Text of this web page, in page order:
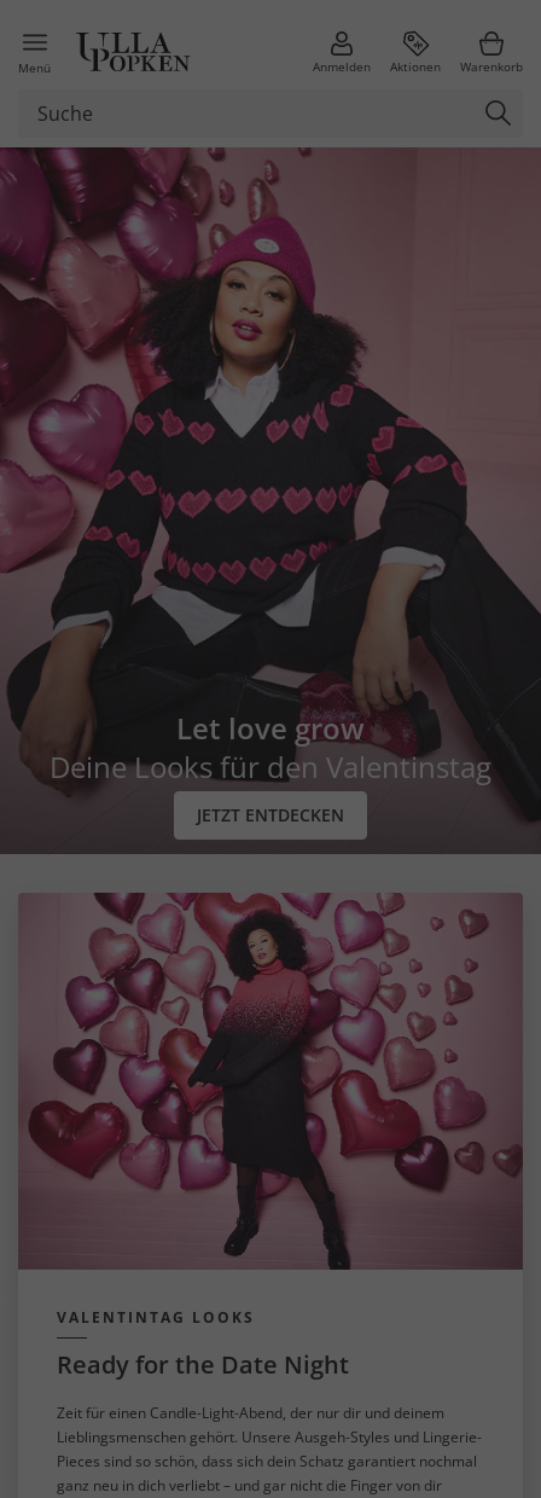
Menü Anmelden Aktionen Warenkorb
Let love grow
Deine Looks für den Valentinstag
JETZT ENTDECKEN
VALENTINTAG LOOKS
Ready for the Date Night
Zeit für einen Candle-Light-Abend, der nur dir und deinem
Lieblingsmenschen gehört. Unsere Ausgeh-Styles und Lingerie-
Pieces sind so schön, dass sich dein Schatz garantiert nochmal
ganz neu in dich verliebt – und gar nicht die Finger von dir